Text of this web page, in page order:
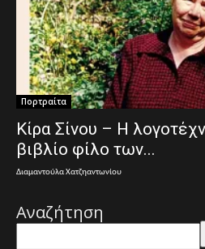
Πορτραίτα
Κίρα Σίνου – Η
βιβλίο φίλο των...
Διαμαντούλα Χατζηαντωνίου
Αναζήτηση